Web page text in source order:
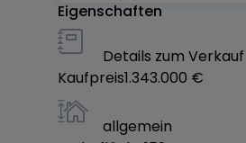
- Implantation : Maison
- Nombre de salles de
- Jardin : Oui
- Terrasse : Oui (± 15,04
- Garage / Carport :
Eigenschaften
Details zum Verkauf
Kaufpreis1.343.000 €
allgemein